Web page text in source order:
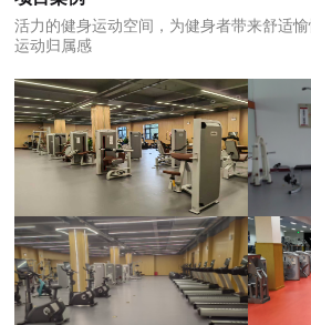
活力的健身运动空间，为健身者带来舒适
运动归属感